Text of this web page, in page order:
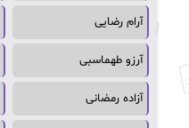
آرام رضایی
آرزو طهماسبی
آزاده رمضانی